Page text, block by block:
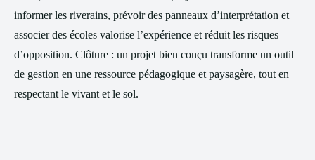
informer les riverains, prévoir des panneaux d’interprétation et
associer des écoles valorise l’expérience et réduit les risques
d’opposition. Clôture : un projet bien conçu transforme un outil
de gestion en une ressource pédagogique et paysagère, tout en
respectant le vivant et le sol.